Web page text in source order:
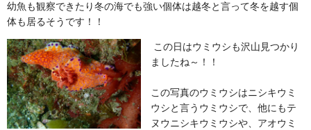
幼魚も観察できたり冬の海でも強い個体は越冬と言って冬を越す個
体も居るそうです！！
この日はウミウシも沢山見つかり
ましたね～！！
この写真のウミウシはニシキウミ
ウシと言うウミウシで、他にもテ
ヌウニシキウミウシや、アオウミ